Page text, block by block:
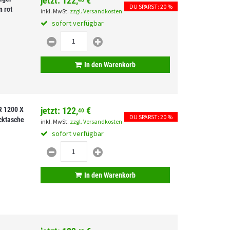
rot
DU SPARST: 20 %
inkl. MwSt. zzgl. Versandkosten
sofort verfügbar
In den Warenkorb
1200 X
jetzt: 122,40 €
DU SPARST: 20 %
inkl. MwSt. zzgl. Versandkosten
sofort verfügbar
In den Warenkorb